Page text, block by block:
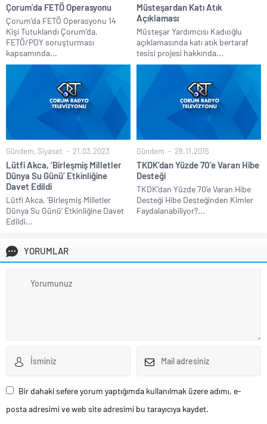
Çorum’da FETÖ Operasyonu
Çorum’da FETÖ Operasyonu 14
Kişi Tutuklandı Çorum’da,
FETÖ/PDY soruşturması
kapsamında...
Müsteşardan Katı Atık
Açıklaması
Müsteşar Yardımcısı Kadıoğlu
açıklamasında katı atık bertaraf
tesisi projesi hakkında...
Gündem, Siyaset 21.03.2023
Lütfi Akca, ‘Birleşmiş Milletler
Dünya Su Günü’ Etkinliğine
Davet Edildi
Lütfi Akca, ‘Birleşmiş Milletler
Dünya Su Günü’ Etkinliğine Davet
Edildi...
Gündem 28.11.2015
TKDK’dan Yüzde 70’e Varan Hibe
Desteği
TKDK’dan Yüzde 70’e Varan Hibe
Desteği Hibe Desteğinden Kimler
Faydalanabiliyor?...
YORUMLAR
Bir dahaki sefere yorum yaptığımda kullanılmak üzere adımı, e-
posta adresimi ve web site adresimi bu tarayıcıya kaydet.